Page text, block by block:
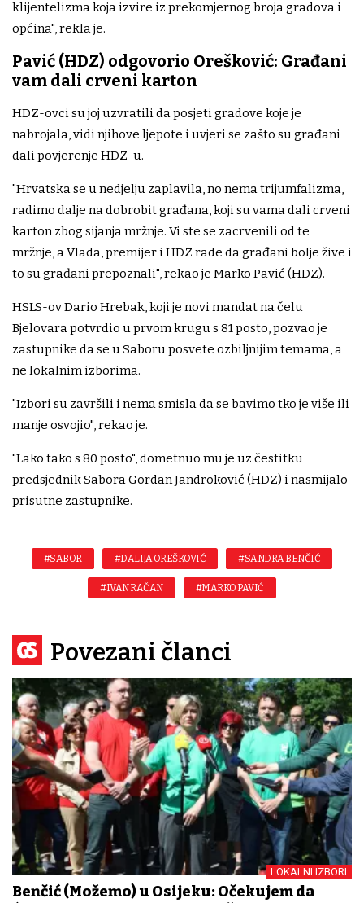
klijentelizma koja izvire iz prekomjernog broja gradova i
općina", rekla je.
Pavić (HDZ) odgovorio Orešković: Građani
vam dali crveni karton
HDZ-ovci su joj uzvratili da posjeti gradove koje je
nabrojala, vidi njihove ljepote i uvjeri se zašto su građani
dali povjerenje HDZ-u.
"Hrvatska se u nedjelju zaplavila, no nema trijumfalizma,
radimo dalje na dobrobit građana, koji su vama dali crveni
karton zbog sijanja mržnje. Vi ste se zacrvenili od te
mržnje, a Vlada, premijer i HDZ rade da građani bolje žive i
to su građani prepoznali", rekao je Marko Pavić (HDZ).
HSLS-ov Dario Hrebak, koji je novi mandat na čelu
Bjelovara potvrdio u prvom krugu s 81 posto, pozvao je
zastupnike da se u Saboru posvete ozbiljnijim temama, a
ne lokalnim izborima.
"Izbori su završili i nema smisla da se bavimo tko je više ili
manje osvojio", rekao je.
"Lako tako s 80 posto", dometnuo mu je uz čestitku
predsjednik Sabora Gordan Jandroković (HDZ) i nasmijalo
prisutne zastupnike.
#SABOR #DALIJA OREŠKOVIĆ #SANDRA BENČIĆ
#IVAN RAČAN #MARKO PAVIĆ
Povezani članci
LOKALNI IZBORI
Benčić (Možemo) u Osijeku: Očekujem da